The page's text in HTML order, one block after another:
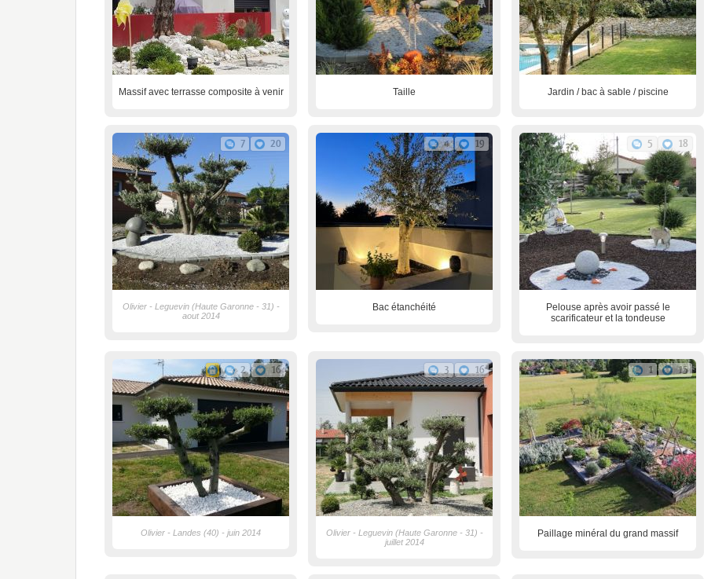
Massif avec terrasse composite à venir Taille Jardin / bac à sable / piscine
7 20
Olivier - Leguevin (Haute Garonne - 31) -
aout 2014
4 19
Bac étanchéité
5 18
Pelouse après avoir passé le
scarificateur et la tondeuse
2 16
Olivier - Landes (40) - juin 2014
3 16
Olivier - Leguevin (Haute Garonne - 31) -
juillet 2014
1 15
Paillage minéral du grand massif